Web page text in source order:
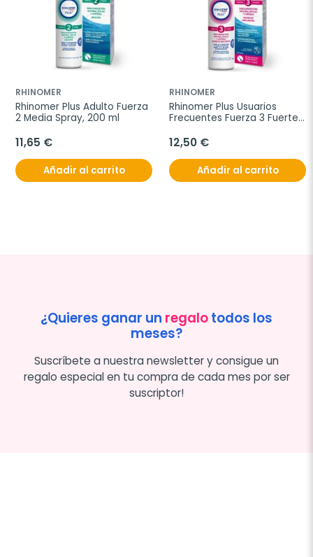
RHINOMER
Rhinomer Plus Adulto Fuerza
2 Media Spray, 200 ml
11,65 €
Añadir al carrito
RHINOMER
Rhinomer Plus Usuarios
Frecuentes Fuerza 3 Fuerte
12,50 €
Añadir al carrito
¿Quieres ganar un regalotodos los
meses?
Suscríbete a nuestra newsletter y consigue un
regalo especial en tu compra de cada mes por ser
suscriptor!